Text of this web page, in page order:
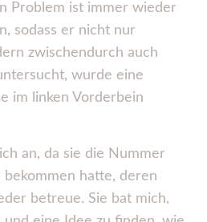
Problem ist immer wieder
sodass er nicht nur
zwischendurch auch
wurde eine
im linken Vorderbein
an, da sie die Nummer
hatte, deren
betreue. Sie bat mich,